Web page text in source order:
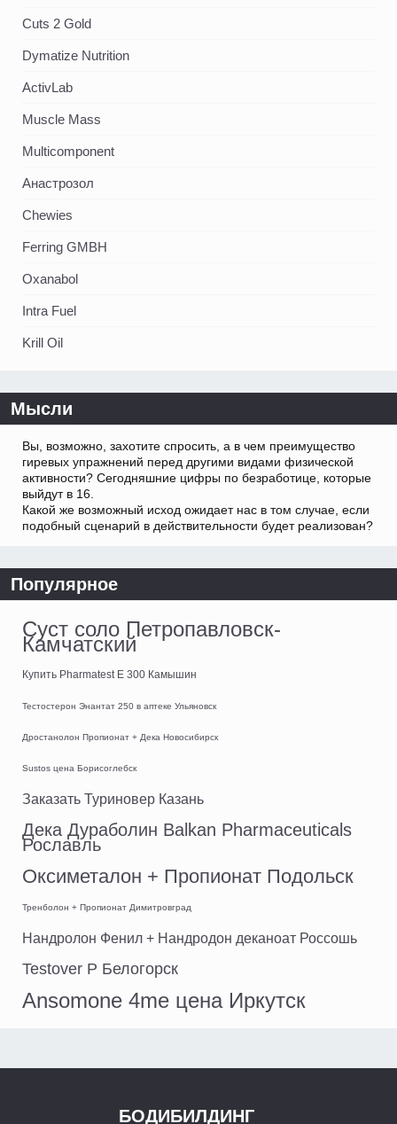
Cuts 2 Gold
Dymatize Nutrition
ActivLab
Muscle Mass
Multicomponent
Анастрозол
Chewies
Ferring GMBH
Oxanabol
Intra Fuel
Krill Oil
Мысли
Вы, возможно, захотите спросить, а в чем преимущество
гиревых упражнений перед другими видами физической
активности? Сегодняшние цифры по безработице, которые
выйдут в 16.
Какой же возможный исход ожидает нас в том случае, если
подобный сценарий в действительности будет реализован?
Популярное
Суст соло Петропавловск-
Камчатский
Купить Pharmatest E 300 Камышин
Тестостерон Энантат 250 в аптеке Ульяновск
Дростанолон Пропионат + Дека Новосибирск
Sustos цена Борисоглебск
Заказать Туриновер Казань
Дека Дураболин Balkan Pharmaceuticals
Рославль
Оксиметалон + Пропионат Подольск
Тренболон + Пропионат Димитровград
Нандролон Фенил + Нандродон деканоат Россошь
Testover P Белогорск
Ansomone 4me цена Иркутск
БОДИБИЛДИНГ